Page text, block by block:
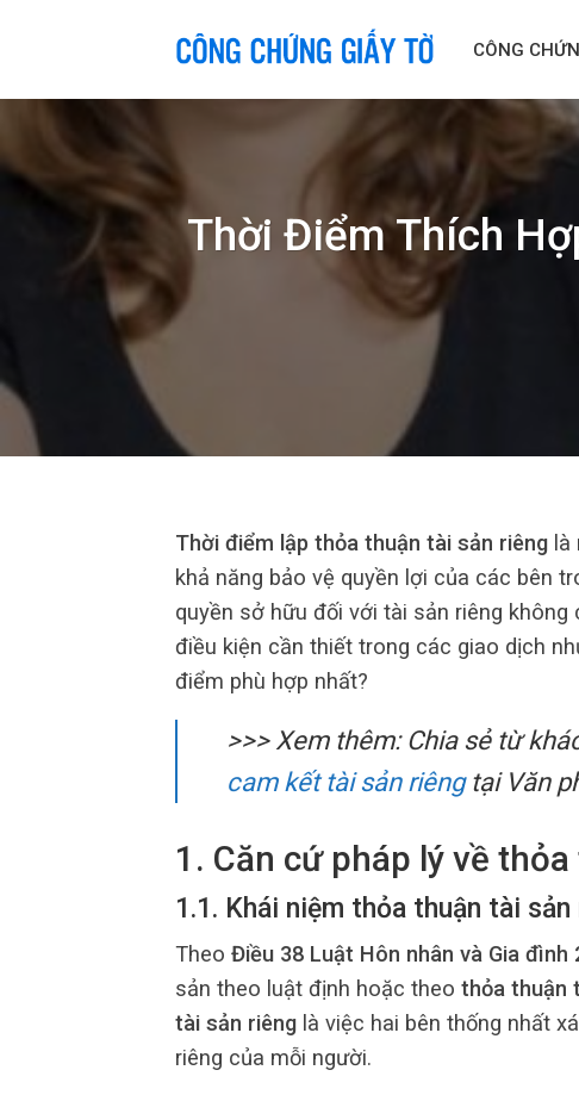
CÔNG
Thời Điểm Thích
Thời điểm lập thỏa thuận tài sản riêng là
khả năng bảo vệ quyền lợi của các bên
quyền sở hữu đối với tài sản riêng
điều kiện cần thiết trong các giao dịch
điểm phù hợp nhất?
>>> Xem thêm: Chia sẻ từ
cam kết tài sản riêngtại Văn
1. Căn cứ pháp lý về
1.1. Khái niệm thỏa thuận tài sản
Theo Điều 38 Luật Hôn nhân và Gia đình
sản theo luật định hoặc theo thỏa thuận
tài sản riêng là việc hai bên thống nhất
riêng của mỗi người.